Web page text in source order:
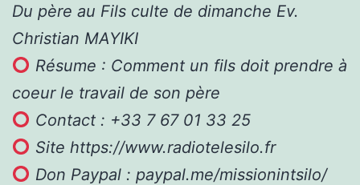
Du père au Fils culte de dimanche Ev.
Christian MAYIKI
Résume : Comment un fils doit prendre à
coeur le travail de son père
Contact : +33 7 67 01 33 25
Site https://www.radiotelesilo.fr
Don Paypal : paypal.me/missionintsilo/